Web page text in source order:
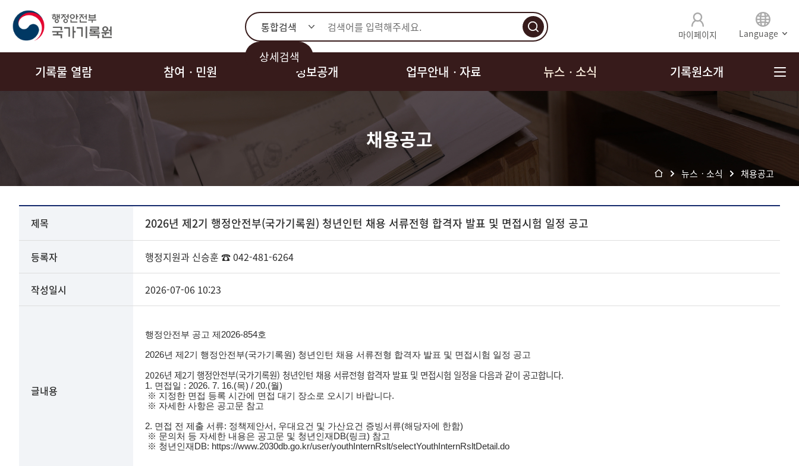
통합검색
상세검색
마이페이지 Language
기록물 열람 참여ㆍ민원 정보공개 업무안내ㆍ자료 뉴스ㆍ소식 기록원소개
채용공고
뉴스ㆍ소식 채용공고
공고
상세
제목 2026년 제2기 행정안전부(국가기록원) 청년인턴 채용 서류전형 합격자 발표 및 면접시험 일정 공고
등록자 행정지원과 신승훈 ☎ 042-481-6264
작성일시 2026-07-06 10:23
글내용
행정안전부 공고 제2026-854호
2026년 제2기 행정안전부(국가기록원) 청년인턴 채용 서류전형 합격자 발표 및 면접시험 일정 공고
2026년 제2기 행정안전부(국가기록원) 청년인턴 채용 서류전형 합격자 발표 및 면접시험 일정을 다음과 같이 공고합니다.
1. 면접일 : 2026. 7. 16.(목) / 20.(월)
※ 지정한 면접 등록 시간에 면접 대기 장소로 오시기 바랍니다.
※ 자세한 사항은 공고문 참고
2. 면접 전 제출 서류: 정책제안서, 우대요건 및 가산요건 증빙서류(해당자에 한함)
※ 문의처 등 자세한 내용은 공고문 및 청년인재DB(링크) 참고
※ 청년인재DB: https://www.2030db.go.kr/user/youthInternRslt/selectYouthInternRsltDetail.do